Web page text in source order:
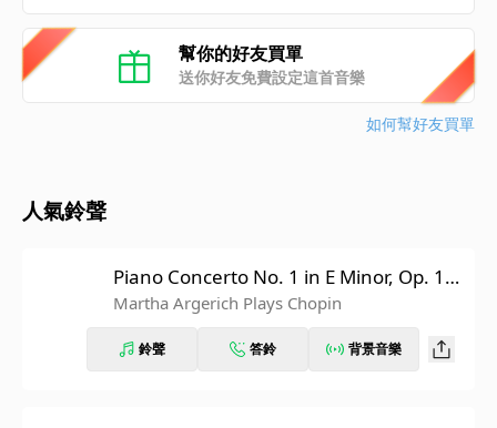
幫你的好友買單
送你好友免費設定這首音樂
如何幫好友買單
人氣鈴聲
Piano Concerto No. 1 in E Minor, Op. 11:
III. Rondo. Vivace
Martha Argerich Plays Chopin
鈴聲 答鈴 背景音樂